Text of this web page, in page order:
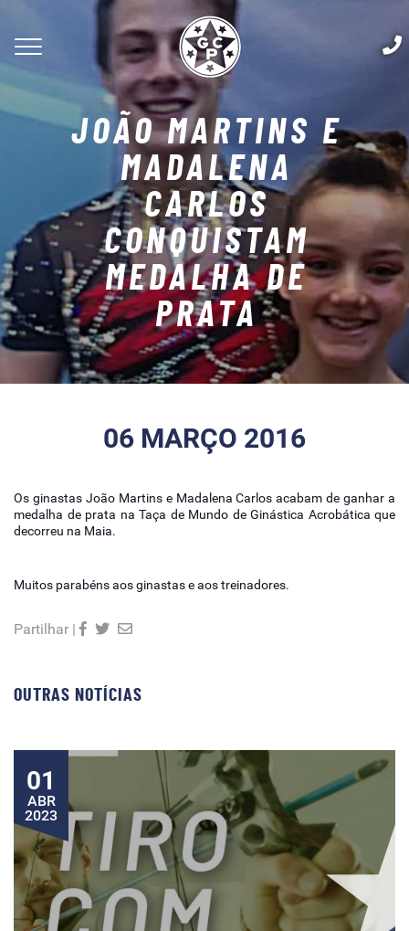
JOÃO MARTINS E
MADALENA
CARLOS
CONQUISTAM
MEDALHA DE
PRATA
06 MARÇO 2016
Os ginastas João Martins e Madalena Carlos acabam de ganhar a
medalha de prata na Taça de Mundo de Ginástica Acrobática que
decorreu na Maia.
Muitos parabéns aos ginastas e aos treinadores.
Partilhar |
OUTRAS NOTÍCIAS
01
ABR
2023